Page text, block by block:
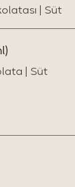
| Süt
| Süt